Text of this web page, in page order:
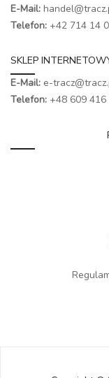
E-Mail:
Telefon: +42 714 14
SKLEP
E-Mail: e-
Telefon: +48 609 416